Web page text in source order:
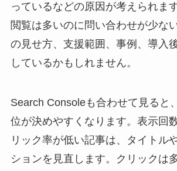
っているなどの原因が考えられま
閲覧は多いのに問い合わせが少な
の見せ方、支援範囲、事例、導入
しているかもしれません。
Search Consoleも合わせて見ると
位が決めやすくなります。表示回
リック率が低い記事は、タイトル
ションを見直します。クリックは